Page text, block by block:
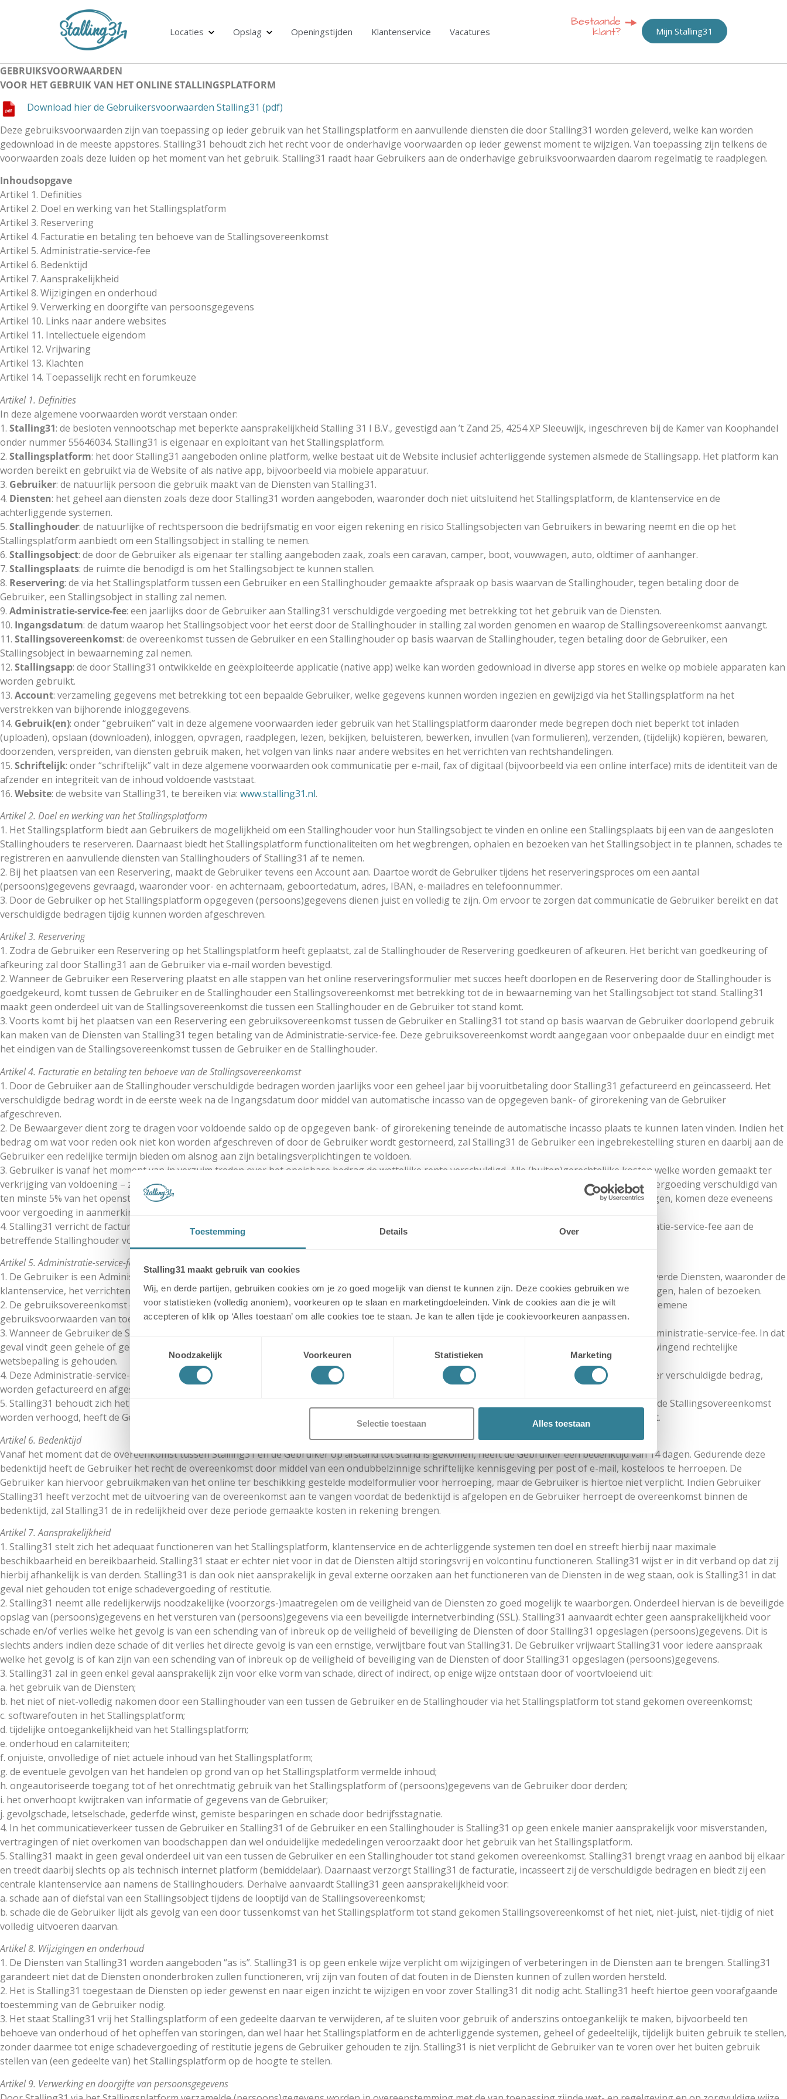
Toestemming Details Over
Stalling31 maakt gebruik van cookies
Wij, en derde partijen, gebruiken cookies om je zo goed mogelijk van dienst te kunnen zijn. Deze cookies gebruiken we
voor statistieken (volledig anoniem), voorkeuren op te slaan en marketingdoeleinden. Vink de cookies aan die je wilt
accepteren of klik op ‘Alles toestaan’ om alle cookies toe te staan. Je kan te allen tijde je cookievoorkeuren aanpassen.
Noodzakelijk
Voorkeuren Statistieken Marketing
Selectie toestaan Alles toestaan
Locaties Opslag Openingstijden Klantenservice Vacatures Mijn Stalling31
GEBRUIKSVOORWAARDEN
VOOR HET GEBRUIK VAN HET ONLINE STALLINGSPLATFORM
Download hier de Gebruikersvoorwaarden Stalling31 (pdf)
Deze gebruiksvoorwaarden zijn van toepassing op ieder gebruik van het Stallingsplatform en aanvullende diensten die door Stalling31 worden geleverd, welke kan worden
gedownload in de meeste appstores. Stalling31 behoudt zich het recht voor de onderhavige voorwaarden op ieder gewenst moment te wijzigen. Van toepassing zijn telkens de
voorwaarden zoals deze luiden op het moment van het gebruik. Stalling31 raadt haar Gebruikers aan de onderhavige gebruiksvoorwaarden daarom regelmatig te raadplegen.
Inhoudsopgave
Artikel 1. Definities
Artikel 2. Doel en werking van het Stallingsplatform
Artikel 3. Reservering
Artikel 4. Facturatie en betaling ten behoeve van de Stallingsovereenkomst
Artikel 5. Administratie-service-fee
Artikel 6. Bedenktijd
Artikel 7. Aansprakelijkheid
Artikel 8. Wijzigingen en onderhoud
Artikel 9. Verwerking en doorgifte van persoonsgegevens
Artikel 10. Links naar andere websites
Artikel 11. Intellectuele eigendom
Artikel 12. Vrijwaring
Artikel 13. Klachten
Artikel 14. Toepasselijk recht en forumkeuze
Artikel 1. Definities
In deze algemene voorwaarden wordt verstaan onder:
1. Stalling31: de besloten vennootschap met beperkte aansprakelijkheid Stalling 31 I B.V., gevestigd aan ’t Zand 25, 4254 XP Sleeuwijk, ingeschreven bij de Kamer van Koophandel
onder nummer 55646034. Stalling31 is eigenaar en exploitant van het Stallingsplatform.
2. Stallingsplatform: het door Stalling31 aangeboden online platform, welke bestaat uit de Website inclusief achterliggende systemen alsmede de Stallingsapp. Het platform kan
worden bereikt en gebruikt via de Website of als native app, bijvoorbeeld via mobiele apparatuur.
3. Gebruiker: de natuurlijk persoon die gebruik maakt van de Diensten van Stalling31.
4. Diensten: het geheel aan diensten zoals deze door Stalling31 worden aangeboden, waaronder doch niet uitsluitend het Stallingsplatform, de klantenservice en de
achterliggende systemen.
5. Stallinghouder: de natuurlijke of rechtspersoon die bedrijfsmatig en voor eigen rekening en risico Stallingsobjecten van Gebruikers in bewaring neemt en die op het
Stallingsplatform aanbiedt om een Stallingsobject in stalling te nemen.
6. Stallingsobject: de door de Gebruiker als eigenaar ter stalling aangeboden zaak, zoals een caravan, camper, boot, vouwwagen, auto, oldtimer of aanhanger.
7. Stallingsplaats: de ruimte die benodigd is om het Stallingsobject te kunnen stallen.
8. Reservering: de via het Stallingsplatform tussen een Gebruiker en een Stallinghouder gemaakte afspraak op basis waarvan de Stallinghouder, tegen betaling door de
Gebruiker, een Stallingsobject in stalling zal nemen.
9. Administratie-service-fee: een jaarlijks door de Gebruiker aan Stalling31 verschuldigde vergoeding met betrekking tot het gebruik van de Diensten.
10. Ingangsdatum: de datum waarop het Stallingsobject voor het eerst door de Stallinghouder in stalling zal worden genomen en waarop de Stallingsovereenkomst aanvangt.
11. Stallingsovereenkomst: de overeenkomst tussen de Gebruiker en een Stallinghouder op basis waarvan de Stallinghouder, tegen betaling door de Gebruiker, een
Stallingsobject in bewaarneming zal nemen.
12. Stallingsapp: de door Stalling31 ontwikkelde en geëxploiteerde applicatie (native app) welke kan worden gedownload in diverse app stores en welke op mobiele apparaten kan
worden gebruikt.
13. Account: verzameling gegevens met betrekking tot een bepaalde Gebruiker, welke gegevens kunnen worden ingezien en gewijzigd via het Stallingsplatform na het
verstrekken van bijhorende inloggegevens.
14. Gebruik(en): onder “gebruiken” valt in deze algemene voorwaarden ieder gebruik van het Stallingsplatform daaronder mede begrepen doch niet beperkt tot inladen
(uploaden), opslaan (downloaden), inloggen, opvragen, raadplegen, lezen, bekijken, beluisteren, bewerken, invullen (van formulieren), verzenden, (tijdelijk) kopiëren, bewaren,
doorzenden, verspreiden, van diensten gebruik maken, het volgen van links naar andere websites en het verrichten van rechtshandelingen.
15. Schriftelijk: onder “schriftelijk” valt in deze algemene voorwaarden ook communicatie per e-mail, fax of digitaal (bijvoorbeeld via een online interface) mits de identiteit van de
afzender en integriteit van de inhoud voldoende vaststaat.
16. Website: de website van Stalling31, te bereiken via: www.stalling31.nl.
Artikel 2. Doel en werking van het Stallingsplatform
1. Het Stallingsplatform biedt aan Gebruikers de mogelijkheid om een Stallinghouder voor hun Stallingsobject te vinden en online een Stallingsplaats bij een van de aangesloten
Stallinghouders te reserveren. Daarnaast biedt het Stallingsplatform functionaliteiten om het wegbrengen, ophalen en bezoeken van het Stallingsobject in te plannen, schades te
registreren en aanvullende diensten van Stallinghouders of Stalling31 af te nemen.
2. Bij het plaatsen van een Reservering, maakt de Gebruiker tevens een Account aan. Daartoe wordt de Gebruiker tijdens het reserveringsproces om een aantal
(persoons)gegevens gevraagd, waaronder voor- en achternaam, geboortedatum, adres, IBAN, e-mailadres en telefoonnummer.
3. Door de Gebruiker op het Stallingsplatform opgegeven (persoons)gegevens dienen juist en volledig te zijn. Om ervoor te zorgen dat communicatie de Gebruiker bereikt en dat
verschuldigde bedragen tijdig kunnen worden afgeschreven.
Artikel 3. Reservering
1. Zodra de Gebruiker een Reservering op het Stallingsplatform heeft geplaatst, zal de Stallinghouder de Reservering goedkeuren of afkeuren. Het bericht van goedkeuring of
afkeuring zal door Stalling31 aan de Gebruiker via e-mail worden bevestigd.
2. Wanneer de Gebruiker een Reservering plaatst en alle stappen van het online reserveringsformulier met succes heeft doorlopen en de Reservering door de Stallinghouder is
goedgekeurd, komt tussen de Gebruiker en de Stallinghouder een Stallingsovereenkomst met betrekking tot de in bewaarneming van het Stallingsobject tot stand. Stalling31
maakt geen onderdeel uit van de Stallingsovereenkomst die tussen een Stallinghouder en de Gebruiker tot stand komt.
3. Voorts komt bij het plaatsen van een Reservering een gebruiksovereenkomst tussen de Gebruiker en Stalling31 tot stand op basis waarvan de Gebruiker doorlopend gebruik
kan maken van de Diensten van Stalling31 tegen betaling van de Administratie-service-fee. Deze gebruiksovereenkomst wordt aangegaan voor onbepaalde duur en eindigt met
het eindigen van de Stallingsovereenkomst tussen de Gebruiker en de Stallinghouder.
Artikel 4. Facturatie en betaling ten behoeve van de Stallingsovereenkomst
1. Door de Gebruiker aan de Stallinghouder verschuldigde bedragen worden jaarlijks voor een geheel jaar bij vooruitbetaling door Stalling31 gefactureerd en geïncasseerd. Het
verschuldigde bedrag wordt in de eerste week na de Ingangsdatum door middel van automatische incasso van de opgegeven bank- of girorekening van de Gebruiker
afgeschreven.
2. De Bewaargever dient zorg te dragen voor voldoende saldo op de opgegeven bank- of girorekening teneinde de automatische incasso plaats te kunnen laten vinden. Indien het
bedrag om wat voor reden ook niet kon worden afgeschreven of door de Gebruiker wordt gestorneerd, zal Stalling31 de Gebruiker een ingebrekestelling sturen en daarbij aan de
Gebruiker een redelijke termijn bieden om alsnog aan zijn betalingsverplichtingen te voldoen.
3. Gebruiker is vanaf het moment van in verzuim treden over het opeisbare bedrag de wettelijke rente verschuldigd. Alle (buiten)gerechtelijke kosten welke worden gemaakt ter
verkrijging van voldoening – zowel in als buiten rechte – komen vanaf dat moment voor rekening van de Gebruiker. In dat geval is de Gebruiker een vergoeding verschuldigd van
ten minste 5% van het openstaande bedrag, met een minimum van € 40,00. Indien de werkelijk gemaakte en te maken kosten boven dit bedrag uitstijgen, komen deze eveneens
voor vergoeding in aanmerking.
4. Stalling31 verricht de facturering en incasso voor de Stallinghouder en zal de door Gebruiker betaalde bedragen onder inhouding van de Administratie-service-fee aan de
betreffende Stallinghouder voldoen.
Artikel 5. Administratie-service-fee
1. De Gebruiker is een Administratie-service-fee aan Stalling31 verschuldigd ter zake het gebruik van het Stallingsplatform en de door Stalling31 geleverde Diensten, waaronder de
klantenservice, het verrichten van de facturatie, de registratie en bemiddeling van schades en het aangeven dat Gebruiker het Stallingsobject wil brengen, halen of bezoeken.
2. De gebruiksovereenkomst op basis waarvan de Gebruiker de Administratie-service-fee verschuldigd is en op welke gebruiksovereenkomst deze algemene
gebruiksvoorwaarden van toepassing zijn, wordt aangegaan voor onbepaalde duur.
3. Wanneer de Gebruiker de Stallingsovereenkomst met de Stallinghouder opzegt, eindigt ook de verplichting tot het betalen van de verschuldigde Administratie-service-fee. In dat
geval vindt geen gehele of gedeeltelijk restitutie van de Administratie-service-fee plaats, behoudens voor zover Stalling31 hiertoe op basis van een dwingend rechtelijke
wetsbepaling is gehouden.
4. Deze Administratie-service-fee is de Gebruiker jaarlijks aan Stalling31 verschuldigd en zal per jaar vooraf, tegelijkertijd met het aan de Stallinghouder verschuldigde bedrag,
worden gefactureerd en afgeschreven door middel van automatische incasso. De termijn van 1 jaar gaat in op de Ingangsdatum.
5. Stalling31 behoudt zich het recht voor om de Administratie-service-fee jaarlijks te indexeren. Indien de prijzen binnen 3 maanden na het sluiten van de Stallingsovereenkomst
worden verhoogd, heeft de Gebruiker het recht de overeenkomst op te zeggen tegen de datum waarop de voorgenomen verhoging in werking treedt.
Artikel 6. Bedenktijd
Vanaf het moment dat de overeenkomst tussen Stalling31 en de Gebruiker op afstand tot stand is gekomen, heeft de Gebruiker een bedenktijd van 14 dagen. Gedurende deze
bedenktijd heeft de Gebruiker het recht de overeenkomst door middel van een ondubbelzinnige schriftelijke kennisgeving per post of e-mail, kosteloos te herroepen. De
Gebruiker kan hiervoor gebruikmaken van het online ter beschikking gestelde modelformulier voor herroeping, maar de Gebruiker is hiertoe niet verplicht. Indien Gebruiker
Stalling31 heeft verzocht met de uitvoering van de overeenkomst aan te vangen voordat de bedenktijd is afgelopen en de Gebruiker herroept de overeenkomst binnen de
bedenktijd, zal Stalling31 de in redelijkheid over deze periode gemaakte kosten in rekening brengen.
Artikel 7. Aansprakelijkheid
1. Stalling31 stelt zich het adequaat functioneren van het Stallingsplatform, klantenservice en de achterliggende systemen ten doel en streeft hierbij naar maximale
beschikbaarheid en bereikbaarheid. Stalling31 staat er echter niet voor in dat de Diensten altijd storingsvrij en volcontinu functioneren. Stalling31 wijst er in dit verband op dat zij
hierbij afhankelijk is van derden. Stalling31 is dan ook niet aansprakelijk in geval externe oorzaken aan het functioneren van de Diensten in de weg staan, ook is Stalling31 in dat
geval niet gehouden tot enige schadevergoeding of restitutie.
2. Stalling31 neemt alle redelijkerwijs noodzakelijke (voorzorgs-)maatregelen om de veiligheid van de Diensten zo goed mogelijk te waarborgen. Onderdeel hiervan is de beveiligde
opslag van (persoons)gegevens en het versturen van (persoons)gegevens via een beveiligde internetverbinding (SSL). Stalling31 aanvaardt echter geen aansprakelijkheid voor
schade en/of verlies welke het gevolg is van een schending van of inbreuk op de veiligheid of beveiliging de Diensten of door Stalling31 opgeslagen (persoons)gegevens. Dit is
slechts anders indien deze schade of dit verlies het directe gevolg is van een ernstige, verwijtbare fout van Stalling31. De Gebruiker vrijwaart Stalling31 voor iedere aanspraak
welke het gevolg is of kan zijn van een schending van of inbreuk op de veiligheid of beveiliging van de Diensten of door Stalling31 opgeslagen (persoons)gegevens.
3. Stalling31 zal in geen enkel geval aansprakelijk zijn voor elke vorm van schade, direct of indirect, op enige wijze ontstaan door of voortvloeiend uit:
a. het gebruik van de Diensten;
b. het niet of niet-volledig nakomen door een Stallinghouder van een tussen de Gebruiker en de Stallinghouder via het Stallingsplatform tot stand gekomen overeenkomst;
c. softwarefouten in het Stallingsplatform;
d. tijdelijke ontoegankelijkheid van het Stallingsplatform;
e. onderhoud en calamiteiten;
f. onjuiste, onvolledige of niet actuele inhoud van het Stallingsplatform;
g. de eventuele gevolgen van het handelen op grond van op het Stallingsplatform vermelde inhoud;
h. ongeautoriseerde toegang tot of het onrechtmatig gebruik van het Stallingsplatform of (persoons)gegevens van de Gebruiker door derden;
i. het onverhoopt kwijtraken van informatie of gegevens van de Gebruiker;
j. gevolgschade, letselschade, gederfde winst, gemiste besparingen en schade door bedrijfsstagnatie.
4. In het communicatieverkeer tussen de Gebruiker en Stalling31 of de Gebruiker en een Stallinghouder is Stalling31 op geen enkele manier aansprakelijk voor misverstanden,
vertragingen of niet overkomen van boodschappen dan wel onduidelijke mededelingen veroorzaakt door het gebruik van het Stallingsplatform.
5. Stalling31 maakt in geen geval onderdeel uit van een tussen de Gebruiker en een Stallinghouder tot stand gekomen overeenkomst. Stalling31 brengt vraag en aanbod bij elkaar
en treedt daarbij slechts op als technisch internet platform (bemiddelaar). Daarnaast verzorgt Stalling31 de facturatie, incasseert zij de verschuldigde bedragen en biedt zij een
centrale klantenservice aan namens de Stallinghouders. Derhalve aanvaardt Stalling31 geen aansprakelijkheid voor:
a. schade aan of diefstal van een Stallingsobject tijdens de looptijd van de Stallingsovereenkomst;
b. schade die de Gebruiker lijdt als gevolg van een door tussenkomst van het Stallingsplatform tot stand gekomen Stallingsovereenkomst of het niet, niet-juist, niet-tijdig of niet
volledig uitvoeren daarvan.
Artikel 8. Wijzigingen en onderhoud
1. De Diensten van Stalling31 worden aangeboden “as is”. Stalling31 is op geen enkele wijze verplicht om wijzigingen of verbeteringen in de Diensten aan te brengen. Stalling31
garandeert niet dat de Diensten ononderbroken zullen functioneren, vrij zijn van fouten of dat fouten in de Diensten kunnen of zullen worden hersteld.
2. Het is Stalling31 toegestaan de Diensten op ieder gewenst en naar eigen inzicht te wijzigen en voor zover Stalling31 dit nodig acht. Stalling31 heeft hiertoe geen voorafgaande
toestemming van de Gebruiker nodig.
3. Het staat Stalling31 vrij het Stallingsplatform of een gedeelte daarvan te verwijderen, af te sluiten voor gebruik of anderszins ontoegankelijk te maken, bijvoorbeeld ten
behoeve van onderhoud of het opheffen van storingen, dan wel haar het Stallingsplatform en de achterliggende systemen, geheel of gedeeltelijk, tijdelijk buiten gebruik te stellen,
zonder daarmee tot enige schadevergoeding of restitutie jegens de Gebruiker gehouden te zijn. Stalling31 is niet verplicht de Gebruiker van te voren over het buiten gebruik
stellen van (een gedeelte van) het Stallingsplatform op de hoogte te stellen.
Artikel 9. Verwerking en doorgifte van persoonsgegevens